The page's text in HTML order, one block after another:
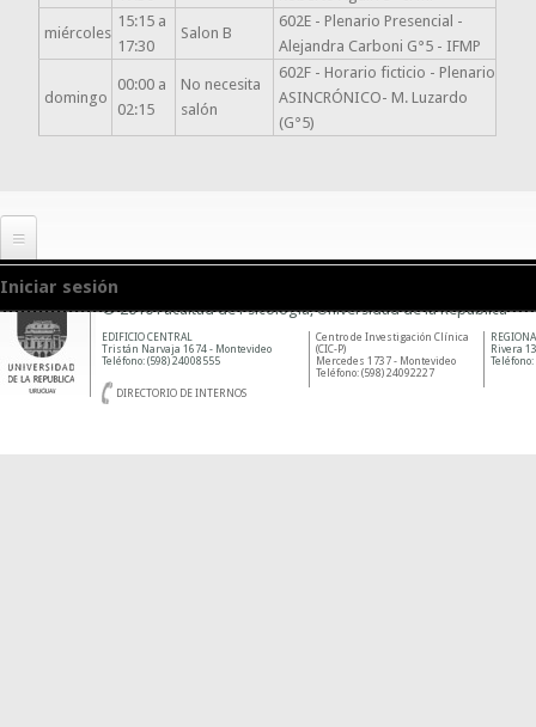
miércoles
15:15 a
17:30
Salon B
602E - Plenario Presencial -
Alejandra Carboni G°5 - IFMP
domingo
00:00 a
02:15
No necesita
salón
602F - Horario ficticio - Plenario
ASINCRÓNICO- M. Luzardo
(G°5)
Iniciar sesión
© 2010 Facultad de Psicología, Universidad de la República
Rivera
Teléfono:
Centro de Investigación Clínica
(CIC-P)
Mercedes 1737 - Montevideo
Teléfono: (598) 24092227
EDIFICIO CENTRAL
Tristán Narvaja 1674 - Montevideo
Teléfono: (598) 24008555
DIRECTORIO DE INTERNOS